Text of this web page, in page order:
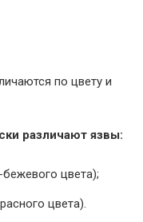
по цвету и
различают язвы:
цвета);
цвета).